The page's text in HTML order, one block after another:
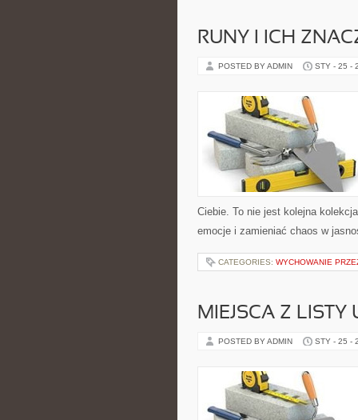
RUNY I ICH
POSTED BY ADMIN STY - 25 -
Ciebie. To nie jest kolejna
emocje i zamieniać chaos w
CATEGORIES: WYCHOWANIE
MIEJSCA Z LISTY
POSTED BY ADMIN STY - 25 -